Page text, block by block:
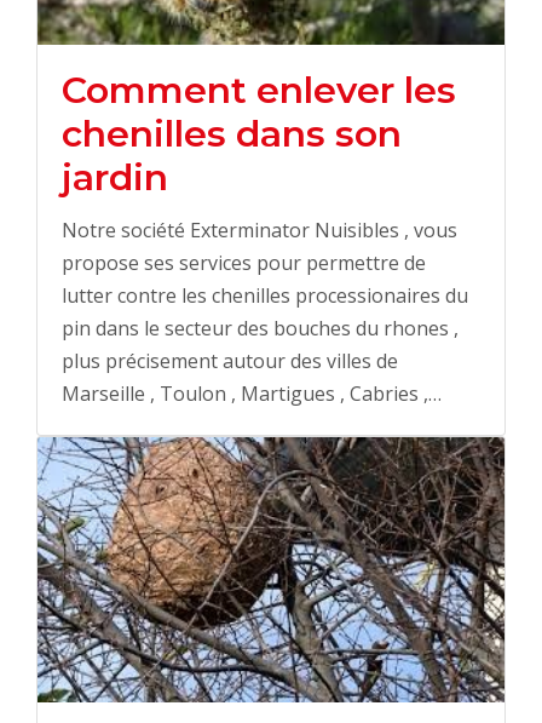
Comment enlever les
chenilles dans son
jardin
Notre société Exterminator Nuisibles , vous
propose ses services pour permettre de
lutter contre les chenilles processionaires du
pin dans le secteur des bouches du rhones ,
plus précisement autour des villes de
Marseille , Toulon , Martigues , Cabries ,…